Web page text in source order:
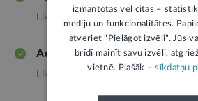
Likums pieņemts 29.10.1998.
Augstskolu likums
Likums pieņemts 02.11.1995.
izmantotas vēl citas –
mediju un funkcionalitātes.
atveriet "Pielāgot izvēli". Jūs
brīdī mainīt savu izvēli,
vietnē. Plašāk –sīkdatņu